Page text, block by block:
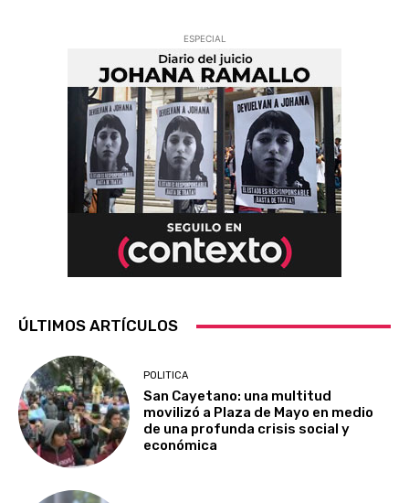
ESPECIAL
ÚLTIMOS ARTÍCULOS
POLITICA
San Cayetano: una multitud
movilizó a Plaza de Mayo en medio
de una profunda crisis social y
económica